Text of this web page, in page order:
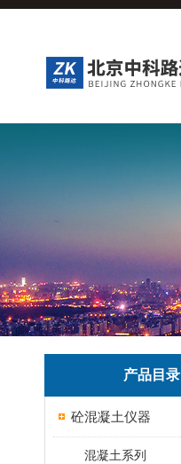
产品目录
砼混凝土仪器
混凝土系列